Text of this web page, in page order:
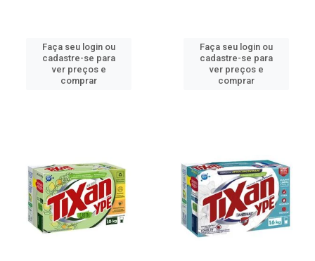
Faça seu login ou
cadastre-se para
ver preços e
comprar
Faça seu login ou
cadastre-se para
ver preços e
comprar